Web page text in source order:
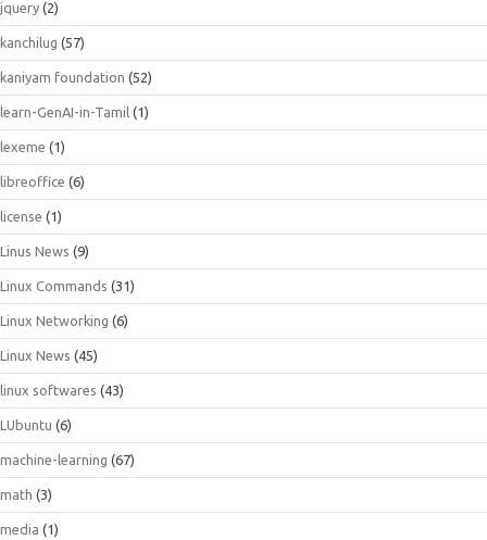
jquery (2)
kanchilug (57)
kaniyam foundation (52)
learn-GenAI-in-Tamil (1)
lexeme (1)
libreoffice (6)
license (1)
Linus News (9)
Linux Commands (31)
Linux Networking (6)
Linux News (45)
linux softwares (43)
LUbuntu (6)
machine-learning (67)
math (3)
media (1)